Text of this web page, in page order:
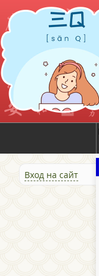
Вход на сайт